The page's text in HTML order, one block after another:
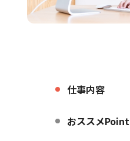
仕事内容
おススメPoint